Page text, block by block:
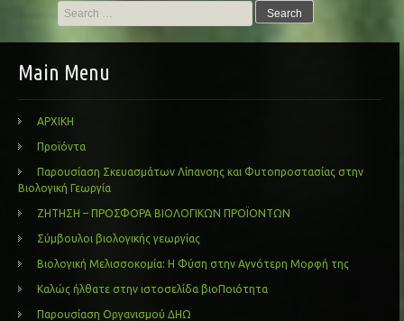
Search
for:
Main Menu
ΑΡΧΙΚΗ
Προϊόντα
Παρουσίαση Σκευασμάτων Λίπανσης και Φυτοπροστασίας στην
Βιολογική Γεωργία
ΖΗΤΗΣΗ – ΠΡΟΣΦΟΡΑ ΒΙΟΛΟΓΙΚΩΝ ΠΡΟΪΟΝΤΩΝ
Σύμβουλοι βιολογικής γεωργίας
Βιολογική Μελισσοκομία: Η Φύση στην Αγνότερη Μορφή της
Καλώς ήλθατε στην ιστοσελίδα βιοΠοιότητα
Παρουσίαση Οργανισμού ΔΗΩ